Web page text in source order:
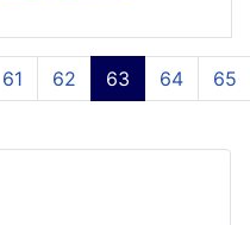
Página 63 de 87
61 62 63 64 65